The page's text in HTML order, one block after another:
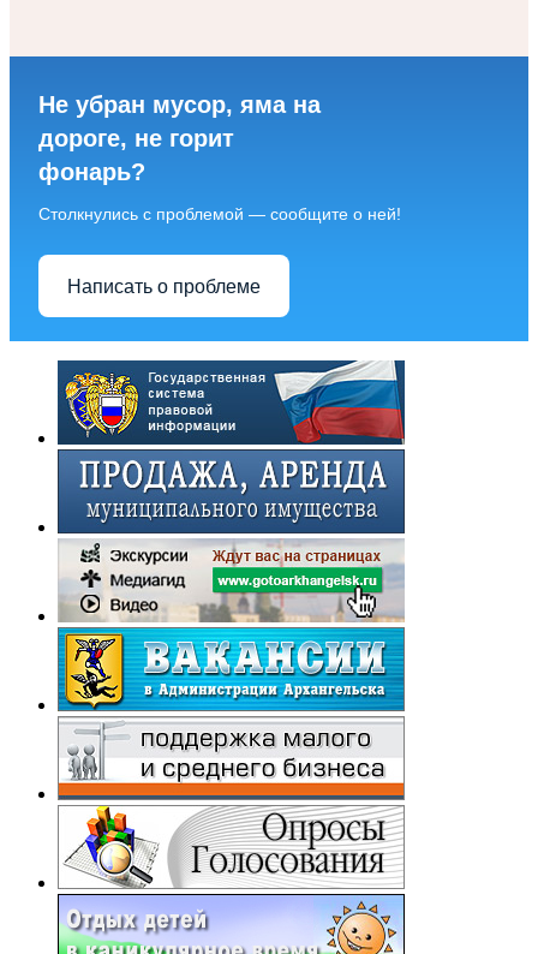
Не убран мусор, яма на
дороге, не горит
фонарь?
Столкнулись с проблемой — сообщите о ней!
Написать о проблеме